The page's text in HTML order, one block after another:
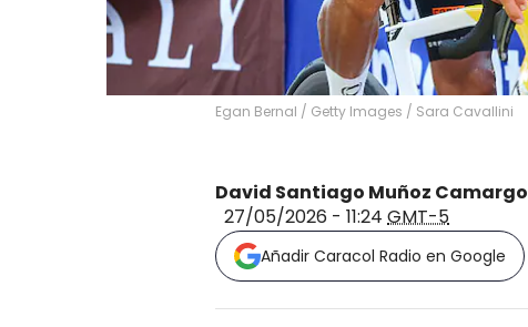
Egan Bernal / Getty Images / Sara Cavallini
David Santiago Muñoz Camargo
27/05/2026 - 11:24 GMT-5
Añadir Caracol Radio en Google